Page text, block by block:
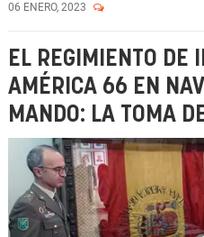
06 ENERO, 2023
EL REGIMIENTO DE
AMÉRICA 66 EN
MANDO: LA TOMA